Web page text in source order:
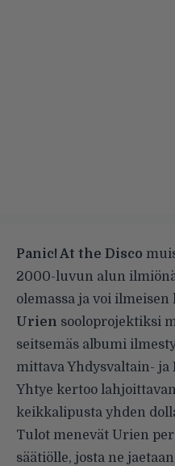
Panic! At the Disco
2000-luvun alun
olemassa ja voi ilmeisen
Urien sooloprojektiksi
seitsemäs albumi
mittava Yhdysvaltain-
Yhtye kertoo
keikkalipusta yhden
Tulot menevät Urien
säätiölle, josta ne